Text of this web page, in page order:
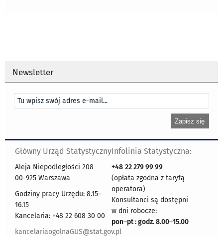
Newsletter
Główny Urząd Statystyczny
Aleja Niepodległości 208
00-925 Warszawa
Godziny pracy Urzędu: 8.15–
16.15
Kancelaria: +48 22 608 30 00
kancelariaogolnaGUS@stat.gov.pl
Infolinia Statystyczna:
+48 22 279 99 99
(opłata zgodna z taryfą
operatora)
Konsultanci są dostępni
w dni robocze:
pon–pt : godz. 8.00–15.00